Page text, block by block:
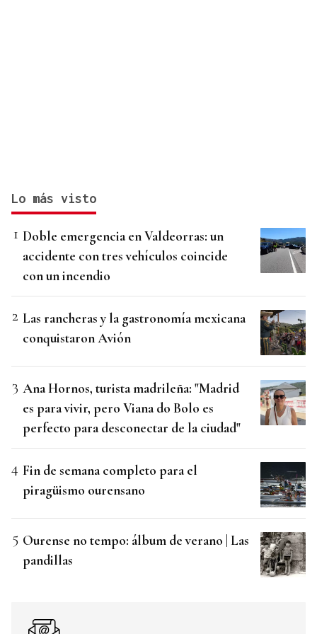
Lo más visto
Doble emergencia en Valdeorras: un
accidente con tres vehículos coincide
con un incendio
Las rancheras y la gastronomía mexicana
conquistaron Avión
Ana Hornos, turista madrileña: "Madrid
es para vivir, pero Viana do Bolo es
perfecto para desconectar de la ciudad"
Fin de semana completo para el
piragüismo ourensano
Ourense no tempo: álbum de verano | Las
pandillas